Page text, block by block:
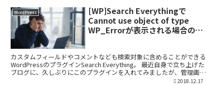
WordPress
[WP]Search Everythingで
Cannot use object of type
WP_Errorが表示される場合の対
カスタムフィールドやコメントなども検索対象に含めることができる
WordPressのプラグインSearch Everything。 最近自身で立ち上げた
ブログに、久しぶりにこのプラグインを入れてみましたが、管理画面
2018.12.17